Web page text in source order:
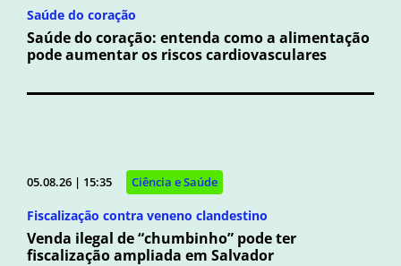
Saúde do coração
Saúde do coração: entenda como a alimentação
pode aumentar os riscos cardiovasculares
05.08.26 | 15:35 Ciência e Saúde
Fiscalização contra veneno clandestino
Venda ilegal de “chumbinho” pode ter
fiscalização ampliada em Salvador